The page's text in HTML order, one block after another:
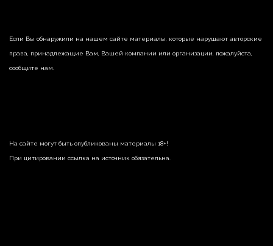
Если Вы обнаружили на нашем сайте материалы, которые нарушают авторские
права, принадлежащие Вам, Вашей компании или организации, пожалуйста,
сообщите нам.
На сайте могут быть опубликованы материалы 18+!
При цитировании ссылка на источник обязательна.